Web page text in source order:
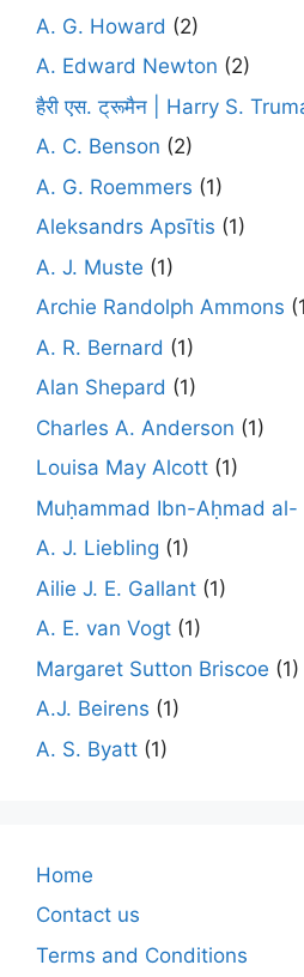
A. G. Howard (2)
A. Edward Newton (2)
हैरी एस. ट्रूमैन | Harry S.
A. C. Benson (2)
A. G. Roemmers (1)
Aleksandrs Apsītis (1)
A. J. Muste (1)
Archie Randolph Ammons
A. R. Bernard (1)
Alan Shepard (1)
Charles A. Anderson (1)
Louisa May Alcott (1)
Muḥammad Ibn-Aḥmad al-
A. J. Liebling (1)
Ailie J. E. Gallant (1)
A. E. van Vogt (1)
Margaret Sutton Briscoe (1)
A.J. Beirens (1)
A. S. Byatt (1)
Home
Contact us
Terms and Conditions